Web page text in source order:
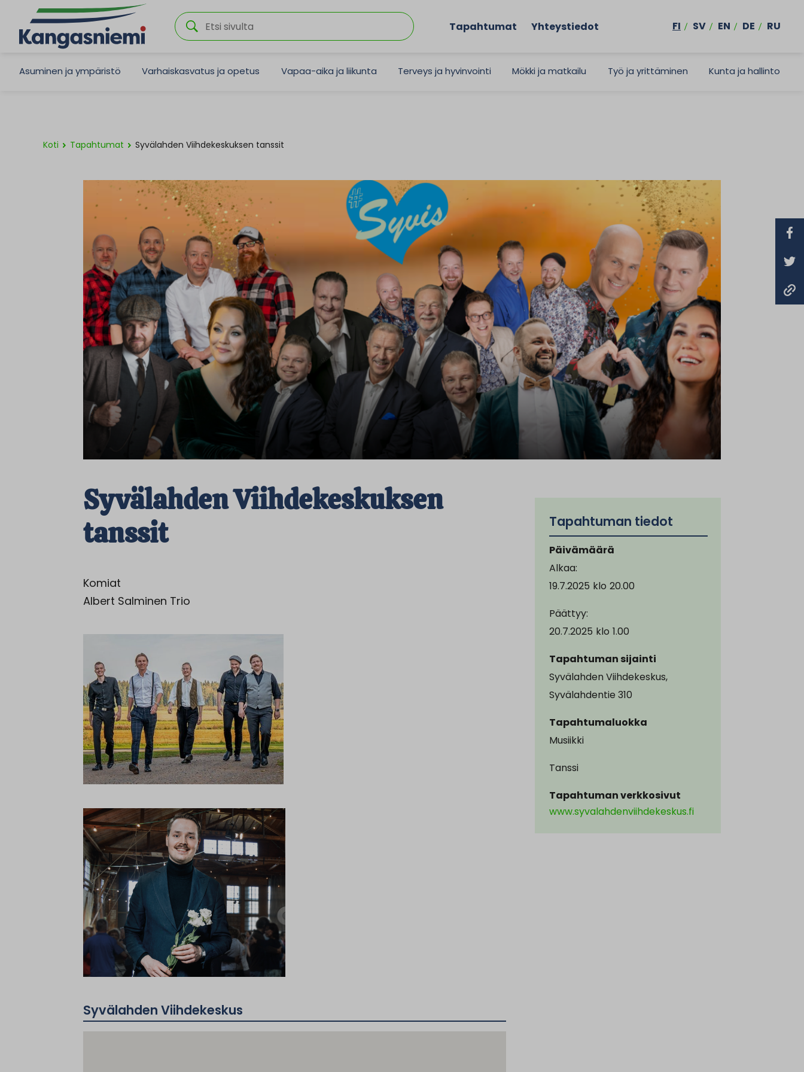
Tapahtumat Yhteystiedot FI SV EN DE RU
Asuminen ja ympäristö Varhaiskasvatus ja opetus Vapaa-aika ja liikunta Terveys ja hyvinvointi Mökki ja matkailu Työ ja yrittäminen Kunta ja hallinto
Koti Tapahtumat Syvälahden Viihdekeskuksen tanssit
Syvälahden Viihdekeskuksen
tanssit
Komiat
Albert Salminen Trio
Syvälahden Viihdekeskus
Tapahtuman tiedot
Päivämäärä
Alkaa:
19.7.2025 klo 20.00
Päättyy:
20.7.2025 klo 1.00
Tapahtuman sijainti
Syvälahden Viihdekeskus,
Syvälahdentie 310
Tapahtumaluokka
Musiikki
Tanssi
Tapahtuman verkkosivut
www.syvalahdenviihdekeskus.fi